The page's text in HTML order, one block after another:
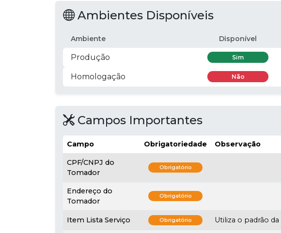
Ambientes Disponíveis
Ambiente Disponível
Produção Sim
Homologação Não
Campos Importantes
Campo Obrigatoriedade Observação
CPF/CNPJ do
Tomador
Obrigatório
Endereço do
Tomador
Obrigatório
Item Lista Serviço Obrigatório Utiliza o padrão da